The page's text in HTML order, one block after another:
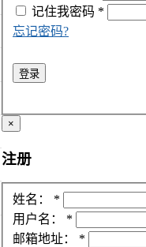
密码 *
记住我
忘记密码?
登录
×
注册
姓名：
*
用户名：
*
邮箱地址：
*